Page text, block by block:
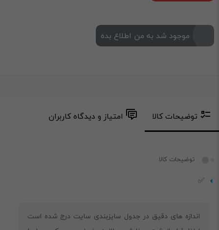
موجود شد به من اطلاع بده
توضیحات کالا امتیاز و دیدگاه کاربران
توضیحات کالا
✅
‎اندازه های دقیق در جدول سایزبندی سایت درج شده است